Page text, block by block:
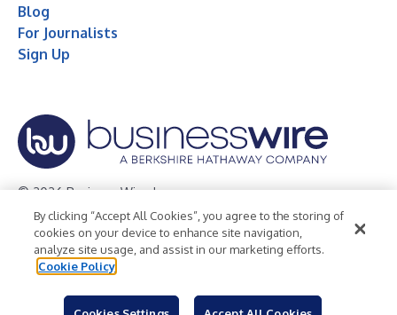
Blog
For Journalists
Sign Up
© 2026 Business Wire, Inc.
Privacy Policy Cookie Policy
Accessibility Statement
Terms of Use
Legal
By clicking “Accept All Cookies”, you agree to the storing of
cookies on your device to enhance site navigation,
analyze site usage, and assist in our marketing efforts.
Cookie Policy